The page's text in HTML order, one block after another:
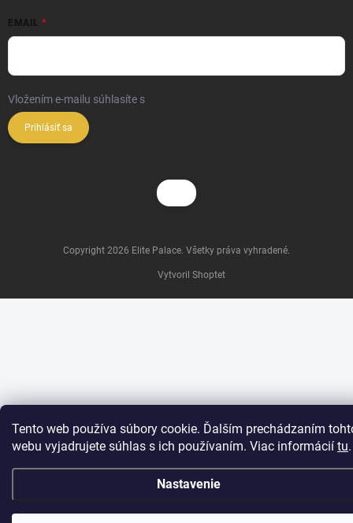
Tento web používa súbory cookie. Ďalším prechádzaním
webu vyjadrujete súhlas s ich používaním. Viac informácií tu.
Nastavenie
EMAIL
Vložením e-mailu súhlasíte s
Prihlásiť sa
Vytvoril Shoptet
Copyright 2026 Elite Palace. Všetky práva vyhradené.